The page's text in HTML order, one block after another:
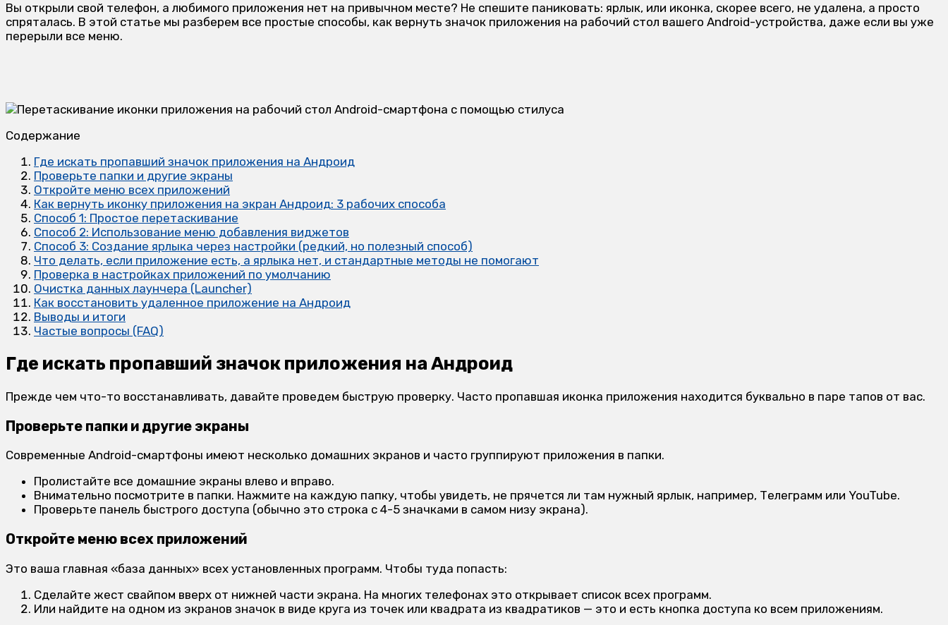
Вы открыли свой телефон, а любимого приложения нет на привычном месте? Не спешите паниковать: ярлык, или иконка, скорее всего, не удалена, а просто
спряталась. В этой статье мы разберем все простые способы, как вернуть значок приложения на рабочий стол вашего Android-устройства, даже если вы уже
перерыли все меню.
Содержание
Где искать пропавший значок приложения на Андроид
Проверьте папки и другие экраны
Откройте меню всех приложений
Как вернуть иконку приложения на экран Андроид: 3 рабочих способа
Способ 1: Простое перетаскивание
Способ 2: Использование меню добавления виджетов
Способ 3: Создание ярлыка через настройки (редкий, но полезный способ)
Что делать, если приложение есть, а ярлыка нет, и стандартные методы не помогают
Проверка в настройках приложений по умолчанию
Очистка данных лаунчера (Launcher)
Как восстановить удаленное приложение на Андроид
Выводы и итоги
Частые вопросы (FAQ)
Где искать пропавший значок приложения на Андроид
Прежде чем что-то восстанавливать, давайте проведем быструю проверку. Часто пропавшая иконка приложения находится буквально в паре тапов от вас.
Проверьте папки и другие экраны
Современные Android-смартфоны имеют несколько домашних экранов и часто группируют приложения в папки.
Пролистайте все домашние экраны влево и вправо.
Внимательно посмотрите в папки. Нажмите на каждую папку, чтобы увидеть, не прячется ли там нужный ярлык, например, Телеграмм или YouTube.
Проверьте панель быстрого доступа (обычно это строка с 4-5 значками в самом низу экрана).
Откройте меню всех приложений
Это ваша главная «база данных» всех установленных программ. Чтобы туда попасть:
Сделайте жест свайпом вверх от нижней части экрана. На многих телефонах это открывает список всех программ.
Или найдите на одном из экранов значок в виде круга из точек или квадрата из квадратиков — это и есть кнопка доступа ко всем приложениям.